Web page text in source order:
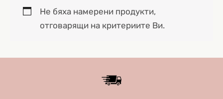
Не бяха намерени продукти,
отговарящи на критериите Ви.